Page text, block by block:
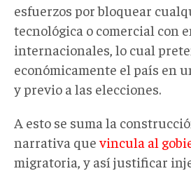
esfuerzos por bloquear
tecnológica o comercial con
internacionales, lo cual
económicamente el país en
y previo a las elecciones.
A esto se suma la
narrativa quevincula al
migratoria, y así justificar